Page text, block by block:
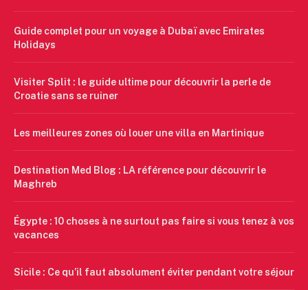
Guide complet pour un voyage à Dubaï avec Emirates
Holidays
Visiter Split : le guide ultime pour découvrir la perle de
Croatie sans se ruiner
Les meilleures zones où louer une villa en Martinique
Destination Med Blog : LA référence pour découvrir le
Maghreb
Égypte : 10 choses à ne surtout pas faire si vous tenez à vos
vacances
Sicile : Ce qu’il faut absolument éviter pendant votre séjour